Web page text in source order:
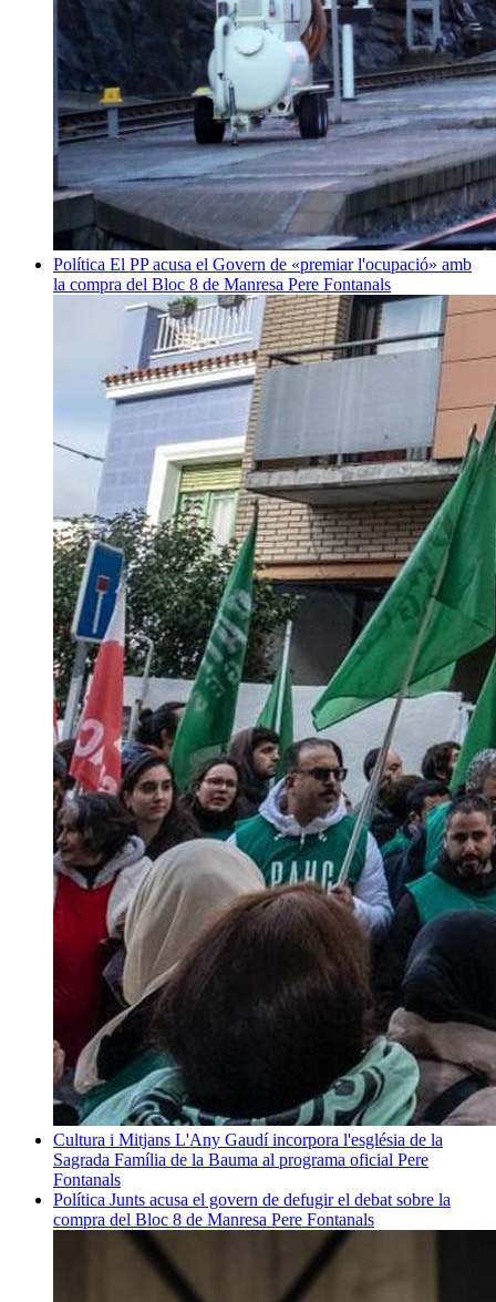
Política El PP acusa el Govern de «premiar l'ocupació» amb
la compra del Bloc 8 de Manresa Pere Fontanals
Cultura i Mitjans L'Any Gaudí incorpora l'església de la
Sagrada Família de la Bauma al programa oficial Pere
Fontanals
Política Junts acusa el govern de defugir el debat sobre la
compra del Bloc 8 de Manresa Pere Fontanals